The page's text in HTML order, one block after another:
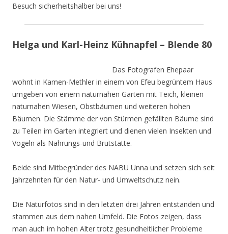
Besuch sicherheitshalber bei uns!
Helga und Karl-Heinz Kühnapfel – Blende 80
Das Fotografen Ehepaar
wohnt in Kamen-Methler in einem von Efeu begrüntem Haus
umgeben von einem naturnahen Garten mit Teich, kleinen
naturnahen Wiesen, Obstbäumen und weiteren hohen
Bäumen. Die Stämme der von Stürmen gefällten Bäume sind
zu Teilen im Garten integriert und dienen vielen Insekten und
Vögeln als Nahrungs-und Brutstätte.
Beide sind Mitbegründer des NABU Unna und setzen sich seit
Jahrzehnten für den Natur- und Umweltschutz nein.
Die Naturfotos sind in den letzten drei Jahren entstanden und
stammen aus dem nahen Umfeld. Die Fotos zeigen, dass
man auch im hohen Alter trotz gesundheitlicher Probleme